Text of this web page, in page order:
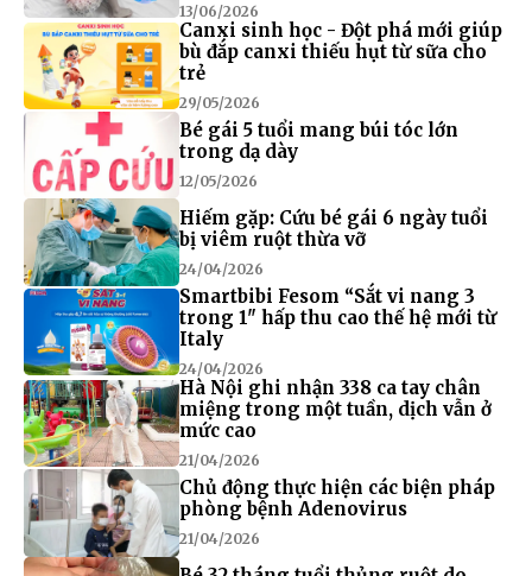
13/06/2026
Canxi sinh học - Đột phá mới giúp
bù đắp canxi thiếu hụt từ sữa cho
trẻ
29/05/2026
Bé gái 5 tuổi mang búi tóc lớn
trong dạ dày
12/05/2026
Hiếm gặp: Cứu bé gái 6 ngày tuổi
bị viêm ruột thừa vỡ
24/04/2026
Smartbibi Fesom “Sắt vi nang 3
trong 1" hấp thu cao thế hệ mới từ
Italy
24/04/2026
Hà Nội ghi nhận 338 ca tay chân
miệng trong một tuần, dịch vẫn ở
mức cao
21/04/2026
Chủ động thực hiện các biện pháp
phòng bệnh Adenovirus
21/04/2026